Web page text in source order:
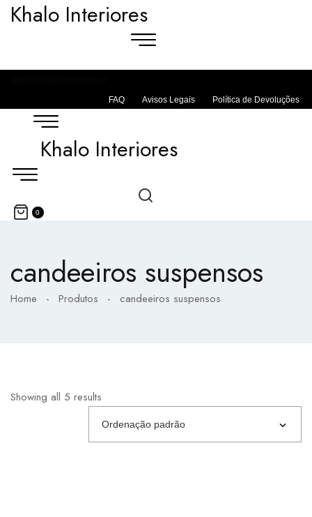
Khalo Interiores
FAQ
Avisos Legais Política de Devoluções
Khalo Interiores
0
candeeiros suspensos
Home - Produtos - candeeiros suspensos
Showing all 5 results